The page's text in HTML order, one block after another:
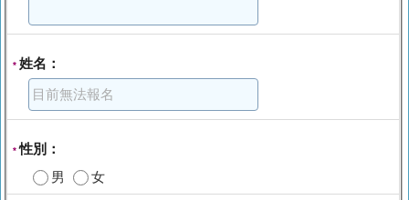
* 姓名：
*性別：
男
女